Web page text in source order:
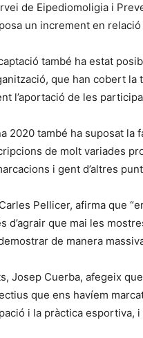
de Eipediomoligia i
un increment en relació
també ha estat
que han cobert
l’aportació de les
2020 també ha suposat
de molt variades
i gent d’altres
Pellicer, afirma que
d’agrair que mai les
de manera
Josep Cuerba, afegeix
que ens havíem
i la pràctica esportiva,